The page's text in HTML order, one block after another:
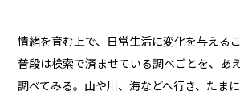
情緒を育む上で、日常生活に変化を与える
普段は検索で済ませている調べごとを、あ
調べてみる。山や川、海などへ行き、たま